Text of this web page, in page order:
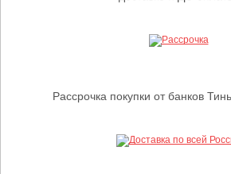
Рассрочка покупки от банков